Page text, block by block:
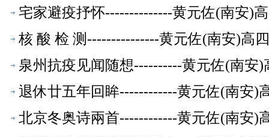
宅家避疫抒怀--------------黄元佐(南安)
核 酸 检 测---------------黄元佐(南安)高
泉州抗疫见闻随想----------黄元佐(南安
退休廿五年回眸------------黄元佐(南安)
北京冬奥诗兩首------------黄元佐(南安)